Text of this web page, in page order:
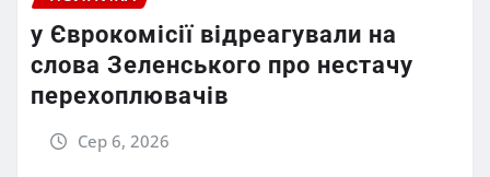
у Єврокомісії відреагували на
слова Зеленського про нестачу
перехоплювачів
Сер 6, 2026